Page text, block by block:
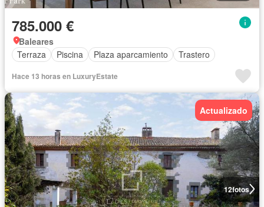
785.000 €
Baleares
Terraza
Piscina Plaza aparcamiento Trastero
Hace 13 horas en LuxuryEstate
12fotos
Actualizado